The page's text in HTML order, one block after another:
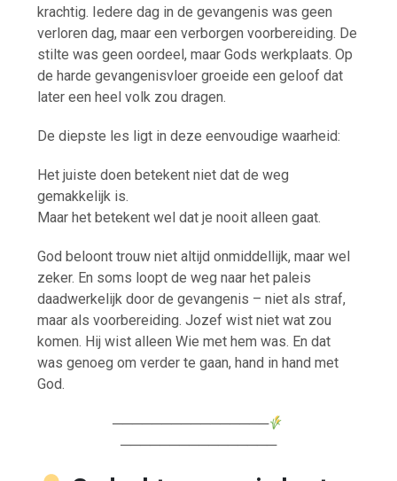
krachtig. Iedere dag in de gevangenis was geen
verloren dag, maar een verborgen voorbereiding. De
stilte was geen oordeel, maar Gods werkplaats. Op
de harde gevangenisvloer groeide een geloof dat
later een heel volk zou dragen.
De diepste les ligt in deze eenvoudige waarheid:
Het juiste doen betekent niet dat de weg
gemakkelijk is.
Maar het betekent wel dat je nooit alleen gaat.
God beloont trouw niet altijd onmiddellijk, maar wel
zeker. En soms loopt de weg naar het paleis
daadwerkelijk door de gevangenis – niet als straf,
maar als voorbereiding. Jozef wist niet wat zou
komen. Hij wist alleen Wie met hem was. En dat
was genoeg om verder te gaan, hand in hand met
God.
────────────────
────────────────